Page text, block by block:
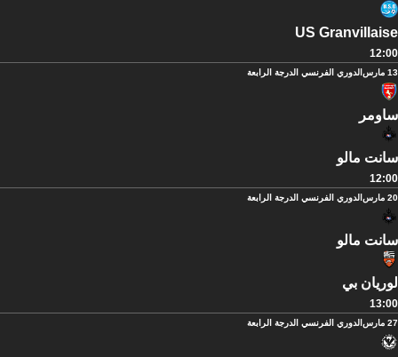
US Granvillaise
12:00
13 مارس الدوري الفرنسي الدرجة الرابعة
ساومر
سانت مالو
12:00
20 مارس الدوري الفرنسي الدرجة الرابعة
سانت مالو
لوريان بي
13:00
27 مارس الدوري الفرنسي الدرجة الرابعة